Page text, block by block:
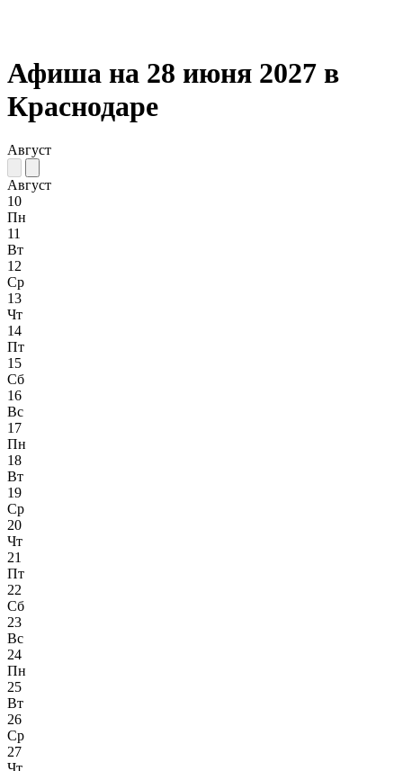
Афиша на 28 июня 2027 в
Краснодаре
Август
Август
10
Пн
11
Вт
12
Ср
13
Чт
14
Пт
15
Сб
16
Вс
17
Пн
18
Вт
19
Ср
20
Чт
21
Пт
22
Сб
23
Вс
24
Пн
25
Вт
26
Ср
27
Чт